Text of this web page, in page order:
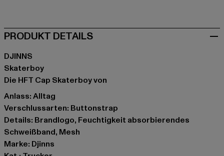
PRODUKT DETAILS
DJINNS
Skaterboy
Die HFT Cap Skaterboy von
Anlass: Alltag
Verschlussarten: Buttonstrap
Details: Brandlogo, Feuchtigkeit absorbierendes
Schweißband, Mesh
Marke: Djinns